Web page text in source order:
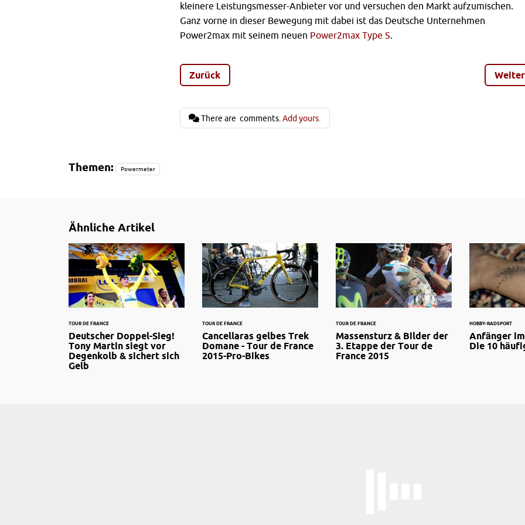
kleinere Leistungsmesser-Anbieter vor und versuchen den Markt aufzumischen.
Ganz vorne in dieser Bewegung mit dabei ist das Deutsche Unternehmen
Power2max mit seinem neuen Power2max Type S.
Zurück Weiter
There are comments.Add yours.
Themen: Powermeter
Ähnliche Artikel
TOUR DE FRANCE
Deutscher Doppel-Sieg!
Tony Martin siegt vor
Degenkolb & sichert sich
Gelb
TOUR DE FRANCE
Cancellaras gelbes Trek
Domane - Tour de France
2015-Pro-Bikes
TOUR DE FRANCE
Massensturz & Bilder der
3. Etappe der Tour de
France 2015
HOBBY-RADSPORT
Anfänger
Die 10